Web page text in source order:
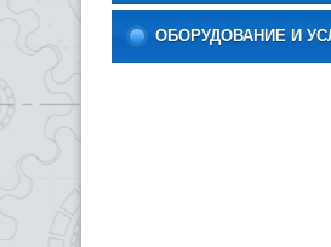
ОБОРУДОВАНИЕ И